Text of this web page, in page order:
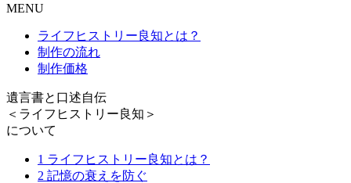
MENU
ライフヒストリー良知とは？
制作の流れ
制作価格
遺言書と口述自伝
＜ライフヒストリー良知＞
について
1 ライフヒストリー良知とは？
2 記憶の衰えを防ぐ